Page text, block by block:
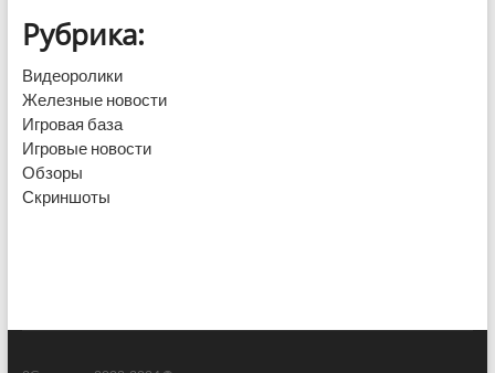
Рубрика:
Видеоролики
Железные новости
Игровая база
Игровые новости
Обзоры
Скриншоты